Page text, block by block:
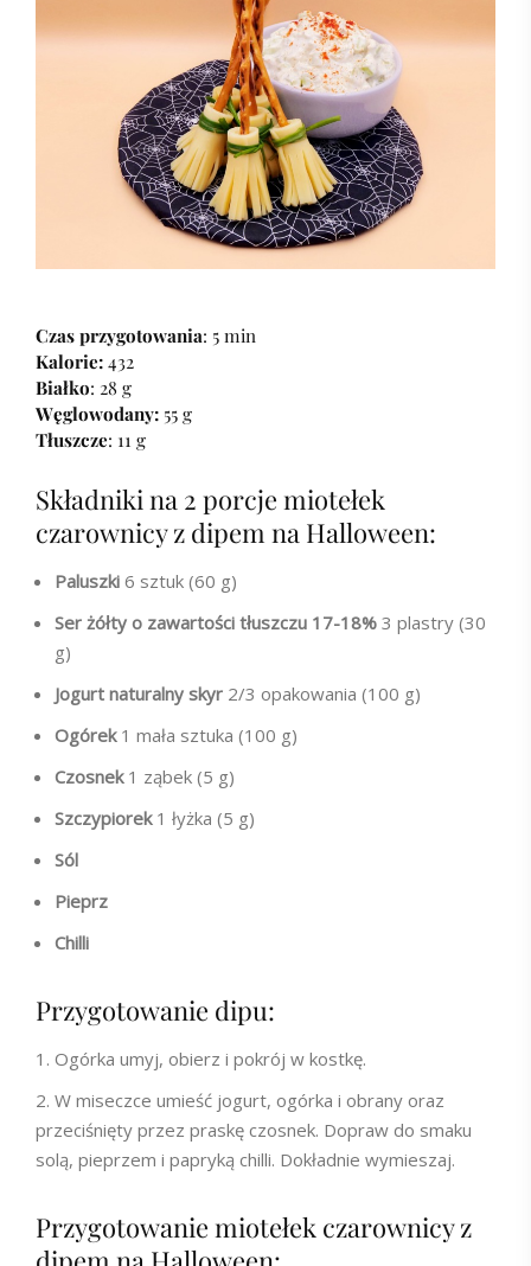
Czas przygotowania: 5 min
Kalorie: 432
Białko: 28 g
Węglowodany: 55 g
Tłuszcze: 11 g
Składniki na 2 porcje miotełek
czarownicy z dipem na Halloween:
Paluszki 6 sztuk (60 g)
Ser żółty o zawartości tłuszczu 17-18% 3 plastry (30
g)
Jogurt naturalny skyr 2/3 opakowania (100 g)
Ogórek1 mała sztuka (100 g)
Czosnek1 ząbek (5 g)
Szczypiorek1 łyżka (5 g)
Sól
Pieprz
Chilli
Przygotowanie dipu:
Ogórka umyj, obierz i pokrój w kostkę.
W miseczce umieść jogurt, ogórka i obrany oraz
przeciśnięty przez praskę czosnek. Dopraw do smaku
solą, pieprzem i papryką chilli. Dokładnie wymieszaj.
Przygotowanie miotełek czarownicy z